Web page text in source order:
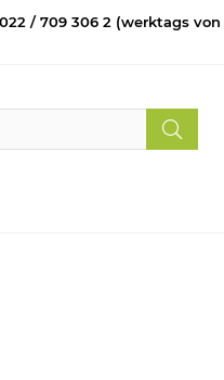
/ 709 306 2 (werktags von